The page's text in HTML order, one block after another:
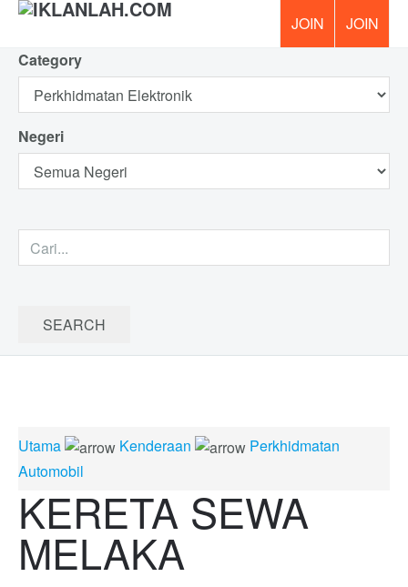
Category
Negeri
Utama Kenderaan
Perkhidmatan
Automobil
KERETA SEWA
MELAKA